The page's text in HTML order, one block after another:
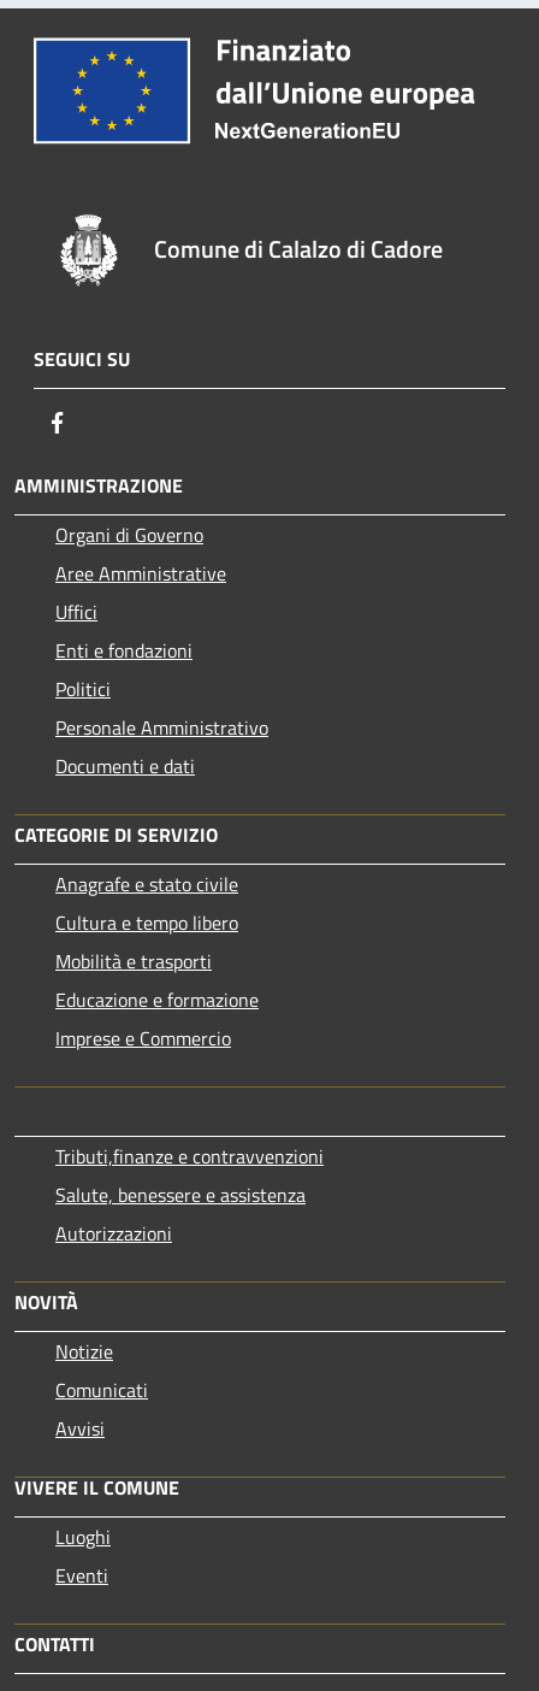
Comune di Calalzo di Cadore
SEGUICI SU
AMMINISTRAZIONE
Organi di Governo
Aree Amministrative
Uffici
Enti e fondazioni
Politici
Personale Amministrativo
Documenti e dati
CATEGORIE DI SERVIZIO
Anagrafe e stato civile
Cultura e tempo libero
Mobilità e trasporti
Educazione e formazione
Imprese e Commercio
Tributi,finanze e contravvenzioni
Salute, benessere e assistenza
Autorizzazioni
NOVITÀ
Notizie
Comunicati
Avvisi
VIVERE IL COMUNE
Luoghi
Eventi
CONTATTI